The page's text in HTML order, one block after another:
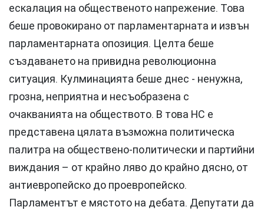
ескалация на общественото напрежение. Това
беше провокирано от парламентарната и извън
парламентарната опозиция. Целта беше
създаването на привидна революционна
ситуация. Кулминацията беше днес - ненужна,
грозна, неприятна и несъобразена с
очакванията на обществото. В това НС е
представена цялата възможна политическа
палитра на обществено-политически и партийни
виждания – от крайно ляво до крайно дясно, от
антиевропейско до проевропейско.
Парламентът е мястото на дебата. Депутати да